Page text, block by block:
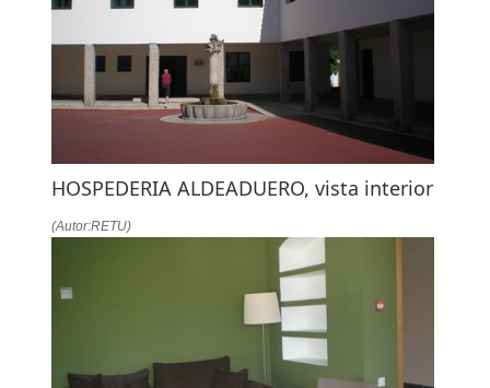
HOSPEDERIA ALDEADUERO, vista interior
(Autor:RETU)